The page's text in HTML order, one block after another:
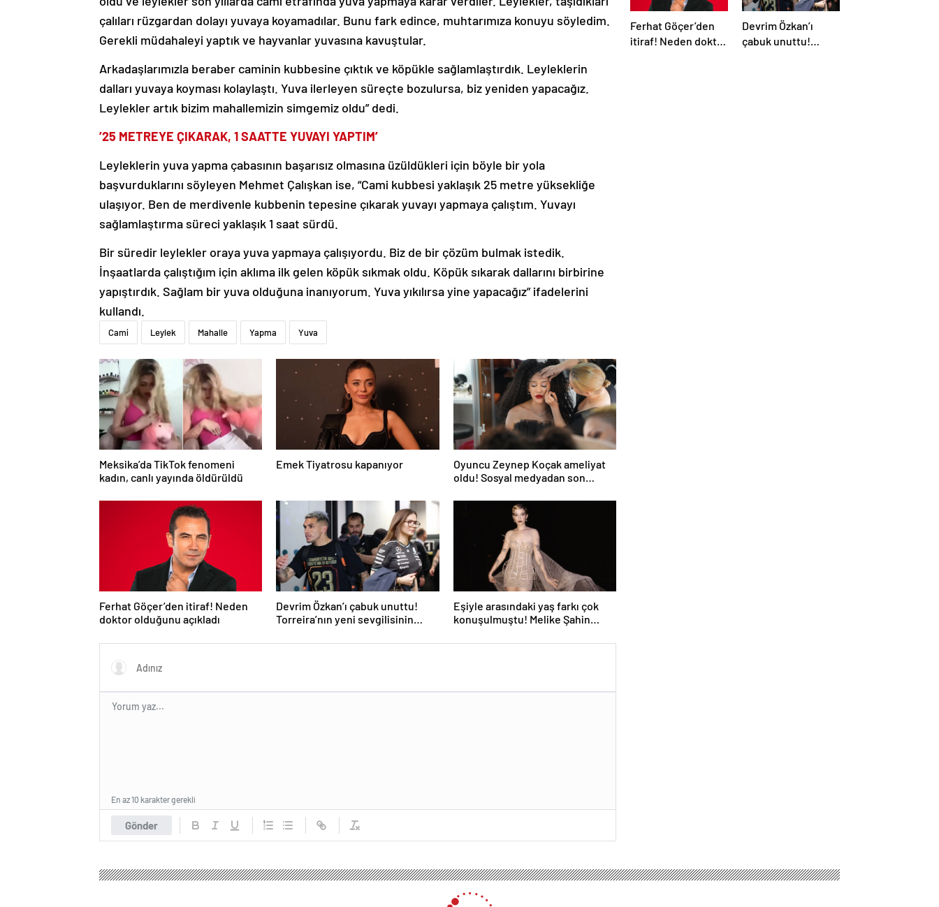
çalıları rüzgardan dolayı yuvaya koyamadılar. Bunu fark edince, muhtarımıza konuyu söyledim.
Gerekli müdahaleyi yaptık ve hayvanlar yuvasına kavuştular.
Arkadaşlarımızla beraber caminin kubbesine çıktık ve köpükle sağlamlaştırdık. Leyleklerin
dalları yuvaya koyması kolaylaştı. Yuva ilerleyen süreçte bozulursa, biz yeniden yapacağız.
Leylekler artık bizim mahallemizin simgemiz oldu” dedi.
’25 METREYE ÇIKARAK, 1 SAATTE YUVAYI YAPTIM’
Leyleklerin yuva yapma çabasının başarısız olmasına üzüldükleri için böyle bir yola
başvurduklarını söyleyen Mehmet Çalışkan ise, “Cami kubbesi yaklaşık 25 metre yüksekliğe
ulaşıyor. Ben de merdivenle kubbenin tepesine çıkarak yuvayı yapmaya çalıştım. Yuvayı
sağlamlaştırma süreci yaklaşık 1 saat sürdü.
Bir süredir leylekler oraya yuva yapmaya çalışıyordu. Biz de bir çözüm bulmak istedik.
İnşaatlarda çalıştığım için aklıma ilk gelen köpük sıkmak oldu. Köpük sıkarak dallarını birbirine
yapıştırdık. Sağlam bir yuva olduğuna inanıyorum. Yuva yıkılırsa yine yapacağız” ifadelerini
kullandı.
Cami Leylek Mahalle Yapma Yuva
Meksika’da TikTok fenomeni
kadın, canlı yayında öldürüldü
Emek Tiyatrosu kapanıyor
Oyuncu Zeynep Koçak ameliyat
oldu! Sosyal medyadan son
Ferhat Göçer’den itiraf! Neden
doktor olduğunu açıkladı
Devrim Özkan’ı çabuk unuttu!
Torreira’nın yeni sevgilisinin
Eşiyle arasındaki yaş farkı çok
konuşulmuştu! Melike Şahin
Gönder
En az 10 karakter gerekli
Ferhat Göçer’den
itiraf! Neden doktor
Devrim Özkan’ı
çabuk unuttu!